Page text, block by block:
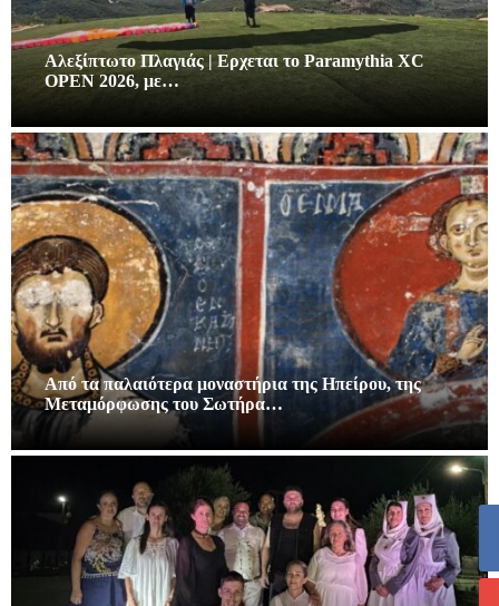
Αλεξίπτωτο Πλαγιάς | Ερχεται το Paramythia XC
OPEN 2026, με…
Από τα παλαιότερα μοναστήρια της Ηπείρου, της
Μεταμόρφωσης του Σωτήρα…